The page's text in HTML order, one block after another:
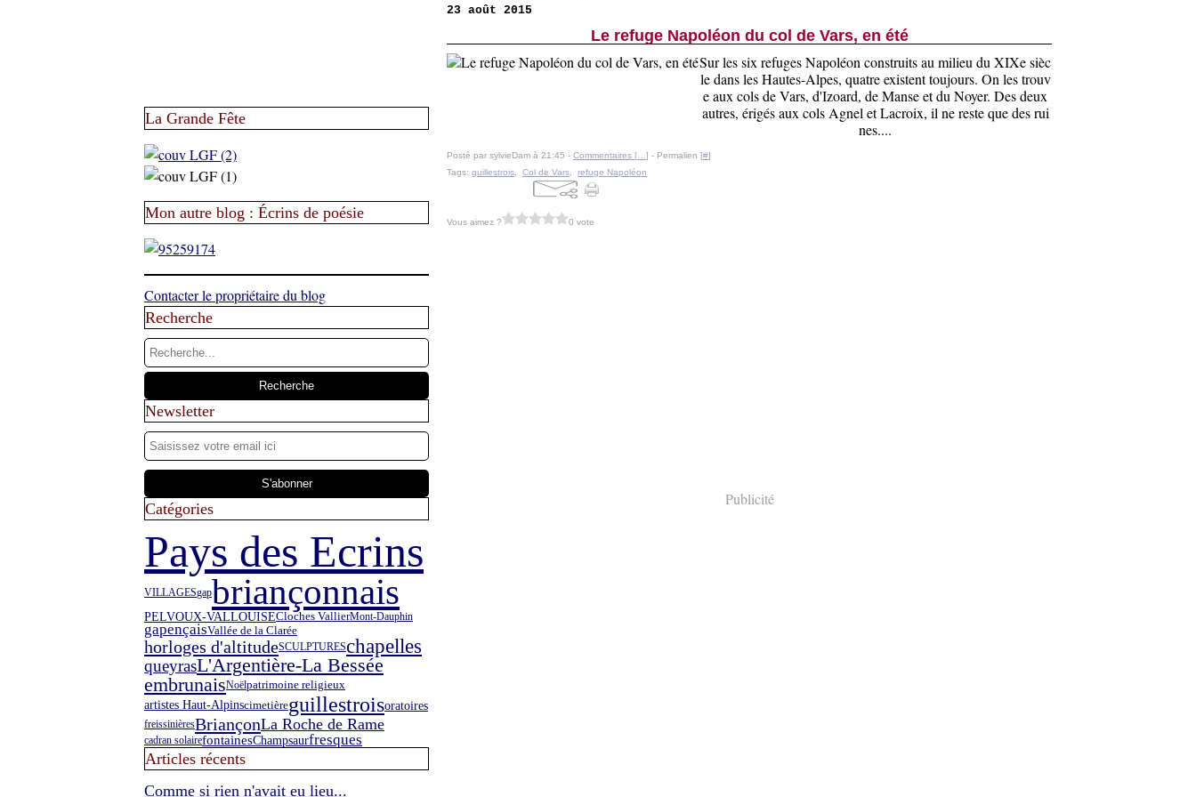
La Grande Fête
Mon autre blog : Écrins de poésie
Contacter le propriétaire du blog
Recherche
Newsletter
Catégories
Pays des Ecrins
VILLAGESgapbriançonnais
PELVOUX-VALLOUISECloches VallierMont-Dauphin
gapençaisVallée de la Clarée
horloges d'altitudeSCULPTURESchapelles
queyrasL'Argentière-La Bessée
embrunaisNoëlpatrimoine religieux
artistes Haut-Alpinscimetièreguillestroisoratoires
freissinièresBriançonLa Roche de Rame
cadran solairefontainesChampsaurfresques
Articles récents
Comme si rien n'avait eu lieu...
23 août 2015
Le refuge Napoléon du col de Vars, en été
Sur les six refuges Napoléon construits au milieu du XIXe sièc
le dans les Hautes-Alpes, quatre existent toujours. On les trouv
e aux cols de Vars, d'Izoard, de Manse et du Noyer. Des deux
autres, érigés aux cols Agnel et Lacroix, il ne reste que des rui
nes....
Posté par sylvieDam à 21:45 - Commentaires [ ] - Permalien [#]
Tags: guillestrois Col de Vars refuge Napoléon
Vous aimez ? 0 vote
Publicité